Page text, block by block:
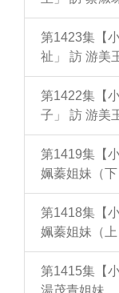
第1423集【
祉」 訪 游美
第1422集【
子」 訪 游美
第1419集【
姵蓁姐妹（下
第1418集【
姵蓁姐妹（上
第1415集【
湯茂青姐妹